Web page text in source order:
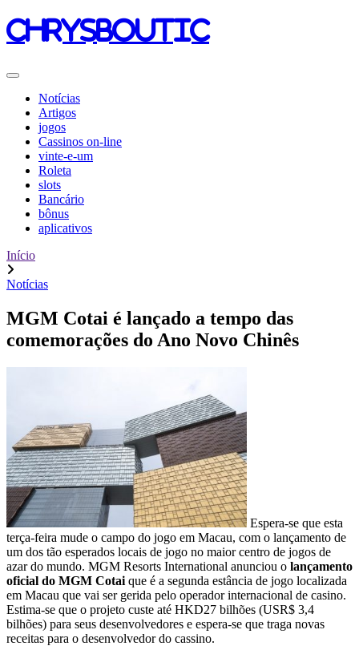
chrysboutic
Notícias
Artigos
jogos
Cassinos on-line
vinte-e-um
Roleta
slots
Bancário
bônus
aplicativos
Início
Notícias
MGM Cotai é lançado a tempo das
comemorações do Ano Novo Chinês
Espera-se que esta
terça-feira mude o campo do jogo em Macau, com o lançamento de
um dos tão esperados locais de jogo no maior centro de jogos de
azar do mundo. MGM Resorts International anunciou o lançamento
oficial do MGM Cotai que é a segunda estância de jogo localizada
em Macau que vai ser gerida pelo operador internacional de casino.
Estima-se que o projeto custe até HKD27 bilhões (USR$ 3,4
bilhões) para seus desenvolvedores e espera-se que traga novas
receitas para o desenvolvedor do cassino.